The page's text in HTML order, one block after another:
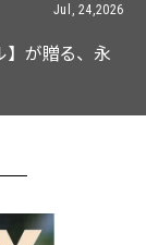
Jul, 15,2026
週5で着たく